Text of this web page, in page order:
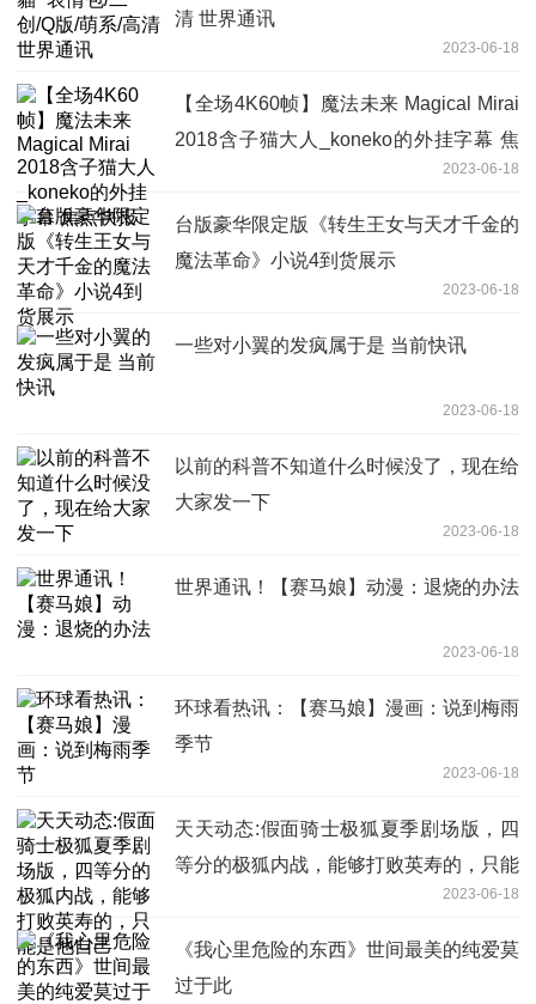
清 世界通讯
2023-06-18
【全场4K60帧】魔法未来 Magical Mirai
2018含子猫大人_koneko的外挂字幕 焦
2023-06-18
台版豪华限定版《转生王女与天才千金的
魔法革命》小说4到货展示
2023-06-18
一些对小翼的发疯属于是 当前快讯
2023-06-18
以前的科普不知道什么时候没了，现在给
大家发一下
2023-06-18
世界通讯！【赛马娘】动漫：退烧的办法
2023-06-18
环球看热讯：【赛马娘】漫画：说到梅雨
季节
2023-06-18
天天动态:假面骑士极狐夏季剧场版，四
等分的极狐内战，能够打败英寿的，只能
2023-06-18
《我心里危险的东西》世间最美的纯爱莫
过于此